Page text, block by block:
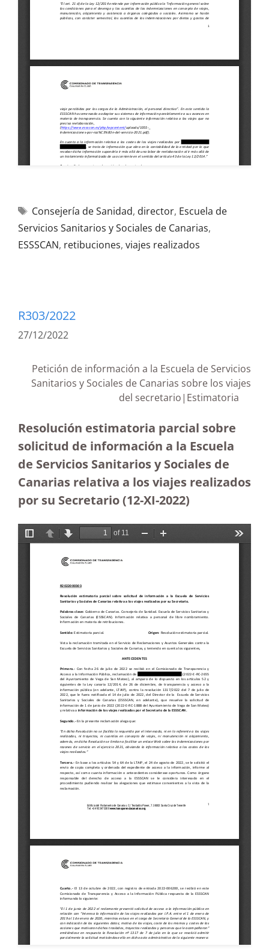
Consejería de Sanidad, director, Escuela de
Servicios Sanitarios y Sociales de Canarias,
ESSSCAN, retibuciones, viajes realizados
R303/2022
27/12/2022
Petición de información a la Escuela de Servicios
Sanitarios y Sociales de Canarias sobre los viajes
del secretario|Estimatoria
Resolución estimatoria parcial sobre
solicitud de información a la Escuela
de Servicios Sanitarios y Sociales de
Canarias relativa a los viajes realizados
por su Secretario (12-XI-2022)